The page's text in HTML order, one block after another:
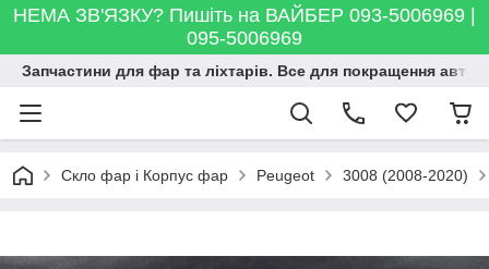
НЕМА ЗВ'ЯЗКУ? Пишіть на ВАЙБЕР 093-5006969 |
095-5006969
Запчастини для фар та ліхтарів. Все для покращення
Скло фар і Корпус фар Peugeot 3008 (2008-2020)